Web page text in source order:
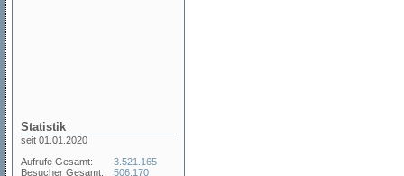
Statistik
seit 01.01.2020
Aufrufe Gesamt:
Besucher Gesamt:
3.521.165
506.170